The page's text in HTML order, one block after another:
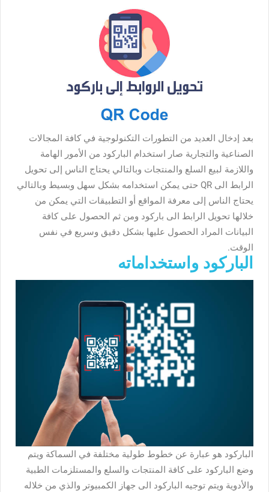
بعد إدخال العديد من التطورات التكنولوجية في كافة المجالات
الصناعية والتجارية صار استخدام الباركود من الأمور الهامة
واللازمة لبيع السلع والمنتجات وبالتالي يحتاج الناس إلى تحويل
الرابط الى QR حتى يمكن استخدامه بشكل سهل وبسيط وبالتالي
يحتاج الناس إلى معرفة المواقع أو التطبيقات التي يمكن من
خلالها تحويل الرابط الى باركود ومن ثم الحصول على كافة
البيانات المراد الحصول عليها بشكل دقيق وسريع في نفس
الوقت.
الباركود واستخداماته
الباركود هو عبارة عن خطوط طولية مختلفة في السماكة ويتم
وضع الباركود على كافة المنتجات والسلع والمستلزمات الطبية
والأدوية ويتم توجيه الباركود الى جهاز الكمبيوتر والذي من خلاله